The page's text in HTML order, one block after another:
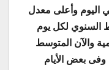
74 سفينة في اليوم وأعلى معدل
المتوسط السنوي لكل يوم
العالمية والآن المتوسط
سفينة فقط وفى بعض الأيام